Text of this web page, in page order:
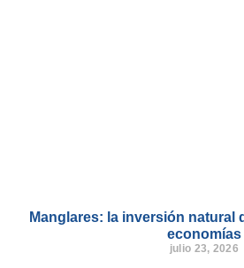
Manglares: la inversión natural
economías
julio 23, 2026